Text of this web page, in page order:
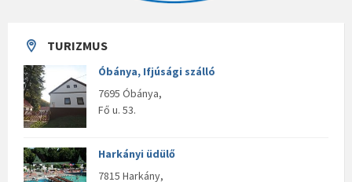
TURIZMUS
Óbánya, Ifjúsági szálló
7695 Óbánya,
Fő u. 53.
Harkányi üdülő
7815 Harkány,